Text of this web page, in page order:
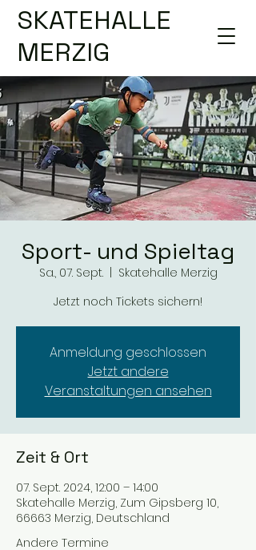
SKATEHALLE
MERZIG
Sport- und Spieltag
Sa., 07. Sept.
  |
Skatehalle Merzig
Jetzt noch Tickets sichern!
Anmeldung geschlossen
Jetzt andere
Veranstaltungen ansehen
Zeit & Ort
07. Sept. 2024, 12:00 – 14:00
Skatehalle Merzig, Zum Gipsberg 10,
66663 Merzig, Deutschland
Andere Termine